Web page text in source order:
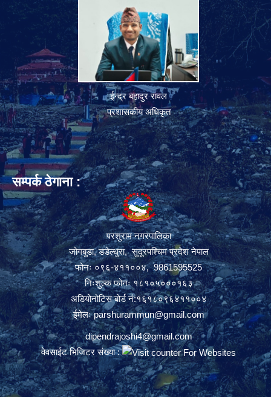
ईन्द्र बहादुर रावल
प्रशासकीय अधिकृत
सम्पर्क ठेगाना :
परशुराम नगरपालिका
जोगबुडा, डडेल्धुरा, सुदूरपश्चिम प्रदेश नेपाल
फोनः ०९६-४११००४, 9861595525
निःशुल्क फोनः १८१०५०००१६३
अडियोनोटिस बोर्ड नं:१६१८०९६४११००४
ईमेलःparshurammun@gmail.com
dipendrajoshi4@gmail.com
वेवसाईट भिजिटर संख्या :